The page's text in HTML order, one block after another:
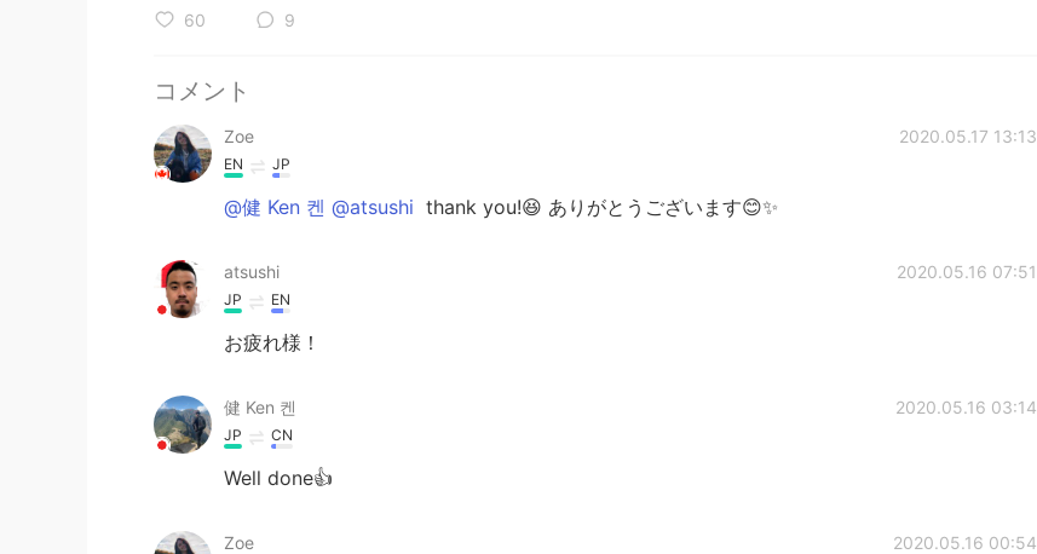
60 9
コメント
Zoe 2020.05.17 13:13
EN JP
@健 Ken 켄 @atsushi thank you!😆 ありがとうございます😊✨
atsushi 2020.05.16 07:51
JP EN
お疲れ様！
健 Ken 켄 2020.05.16 03:14
JP CN
Well done👍
Zoe 2020.05.16 00:54